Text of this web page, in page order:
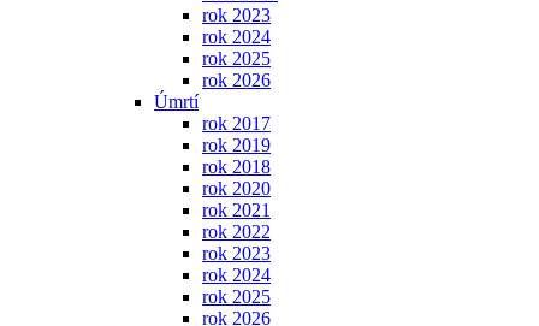
rok 2023
rok 2024
rok 2025
rok 2026
Úmrtí
rok 2017
rok 2019
rok 2018
rok 2020
rok 2021
rok 2022
rok 2023
rok 2024
rok 2025
rok 2026